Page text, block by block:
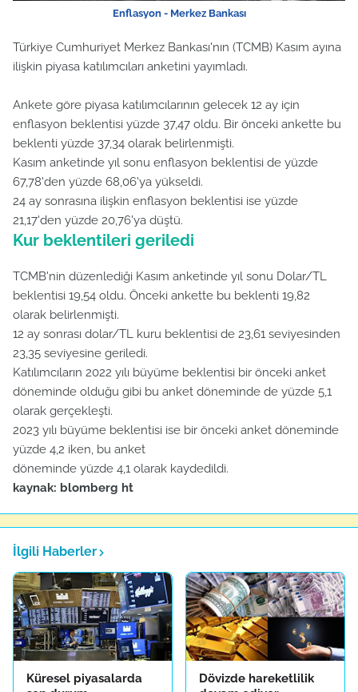
Enflasyon - Merkez Bankası
Türkiye Cumhuriyet Merkez Bankası'nın (TCMB) Kasım ayına
ilişkin piyasa katılımcıları anketini yayımladı.
Ankete göre piyasa katılımcılarının gelecek 12 ay için
enflasyon beklentisi yüzde 37,47 oldu. Bir önceki ankette bu
beklenti yüzde 37,34 olarak belirlenmişti.
Kasım anketinde yıl sonu enflasyon beklentisi de yüzde
67,78'den yüzde 68,06'ya yükseldi.
24 ay sonrasına ilişkin enflasyon beklentisi ise yüzde
21,17'den yüzde 20,76'ya düştü.
Kur beklentileri geriledi
TCMB'nin düzenlediği Kasım anketinde yıl sonu Dolar/TL
beklentisi 19,54 oldu. Önceki ankette bu beklenti 19,82
olarak belirlenmişti.
12 ay sonrası dolar/TL kuru beklentisi de 23,61 seviyesinden
23,35 seviyesine geriledi.
Katılımcıların 2022 yılı büyüme beklentisi bir önceki anket
döneminde olduğu gibi bu anket döneminde de yüzde 5,1
olarak gerçekleşti.
2023 yılı büyüme beklentisi ise bir önceki anket döneminde
yüzde 4,2 iken, bu anket
döneminde yüzde 4,1 olarak kaydedildi.
kaynak: blomberg ht
İlgili Haberler
Küresel piyasalarda
Dövizde hareketlilik